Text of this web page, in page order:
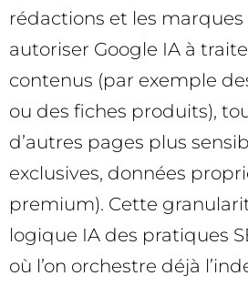
rédactions et les marques
autoriser Google IA à
contenus (par exemple
ou des fiches produits),
d’autres pages plus
exclusives, données
premium). Cette
logique IA des pratiques
où l’on orchestre déjà